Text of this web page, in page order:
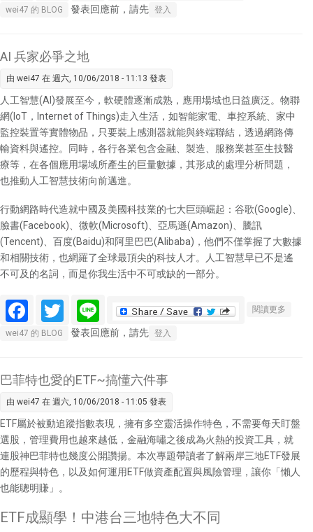
市或將
近終點
wei47 的 BLOG 發表回應前，請先 登入
AI 兵家必爭之地
由 wei47 在 週六, 10/06/2018 - 11:13 發表
人工智慧(AI)發展至今，軟硬體逐漸成熟，應用場域也日益廣泛。物聯
網(IoT，Internet of Things)走入生活，如智能家電、車控系統、家中
監控裝置等實體物品，只要裝上感測器就能與終端聯結，透過網路傳
輸資料與遙控。同時，各行各業包含金融、製造、服務業甚至生技醫
療等，在各個應用場域所產生的巨量數據，其形成的處理分析問題，
也推動人工智慧技術向前邁進。
行動網路時代造就中國及美國科技業的七大巨頭崛起：谷歌(Google)、
臉書(Facebook)、微軟(Microsoft)、亞馬遜(Amazon)、騰訊
(Tencent)、百度(Baidu)和阿里巴巴(Alibaba)，他們不僅掌握了大數據
和相關技術，也網羅了全球最頂尖的科技人才。人工智慧早已不是遙
不可及的名詞，而是你我生活中不可或缺的一部分。
Facebook
Twitter
Line 閱讀更多
wei47 的 BLOG 發表回應前，請先 登入
巴菲特也愛的ETF~搞懂六件事
由 wei47 在 週六, 10/06/2018 - 11:05 發表
ETF屬於被動追蹤指數表現，擁有多空靈活操作特色，不需要每天盯盤
選股，管理費用也越來越低，金融海嘯之後成為火熱的投資工具，就
連股神巴菲特也幾度公開讚揚。本次專題帶讀者了解兩岸三地ETF發展
的歷程與特色，以及如何運用ETF做資產配置與風險管理，讓你「懶人
也能聰明賺」。
ETF成顯學！中港台三地特色大不同